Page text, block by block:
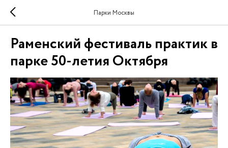
Парки Москвы
Раменский фестиваль практик в
парке 50-летия Октября